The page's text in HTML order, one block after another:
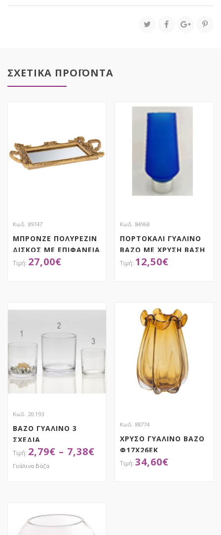
Φ16x38EK
ποσότητα
ΣΧΕΤΙΚΑ ΠΡΟΪΟΝΤΑ
Κωδ. 89747
ΜΠΡΟΝΖΕ ΠΟΛΥΡΕΖΙΝ
ΔΙΣΚΟΣ ΜΕ ΕΠΙΦΑΝΕΙΑ
ΚΑΘΡΕΦΤΗ ΚΑΙ
27,00€
Κωδ. 84968
ΠΟΡΤΟΚΑΛΙ ΓΥΑΛΙΝΟ
ΒΑΖΟ ΜΕ ΧΡΥΣΗ ΒΑΣΗ
Φ10Χ45ΕΚ
12,50€
Κωδ. 20.193
ΒΑΖΟ ΓΥΑΛΙΝΟ 3
ΣΧΕΔΙΑ
2,79€ – 7,38€
Γυάλινα Βάζα
Κωδ. 88774
ΧΡΥΣΟ ΓΥΑΛΙΝΟ ΒΑΖΟ
Φ17Χ26ΕΚ
34,60€